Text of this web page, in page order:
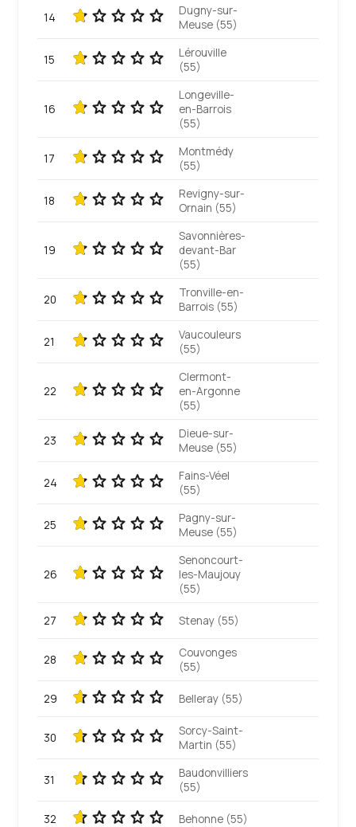
14
Dugny-sur-
Meuse (55)
15
Lérouville
(55)
16
Longeville-
en-Barrois
(55)
17
Montmédy
(55)
18
Revigny-sur-
Ornain (55)
19
Savonnières-
devant-Bar
(55)
20
Tronville-en-
Barrois (55)
21
Vaucouleurs
(55)
22
Clermont-
en-Argonne
(55)
23
Dieue-sur-
Meuse (55)
24
Fains-Véel
(55)
25
Pagny-sur-
Meuse (55)
26
Senoncourt-
les-Maujouy
(55)
27 Stenay (55)
28
Couvonges
(55)
29 Belleray (55)
30
Sorcy-Saint-
Martin (55)
31
Baudonvilliers
(55)
32 Behonne (55)